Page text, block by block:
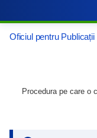
Oficiul pentru Publicații
Procedura pe care o